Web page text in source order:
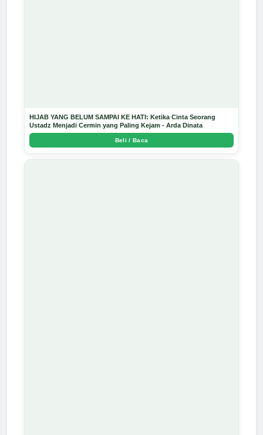
HIJAB YANG BELUM SAMPAI KE HATI: Ketika Cinta Seorang
Ustadz Menjadi Cermin yang Paling Kejam - Arda Dinata
Beli / Baca